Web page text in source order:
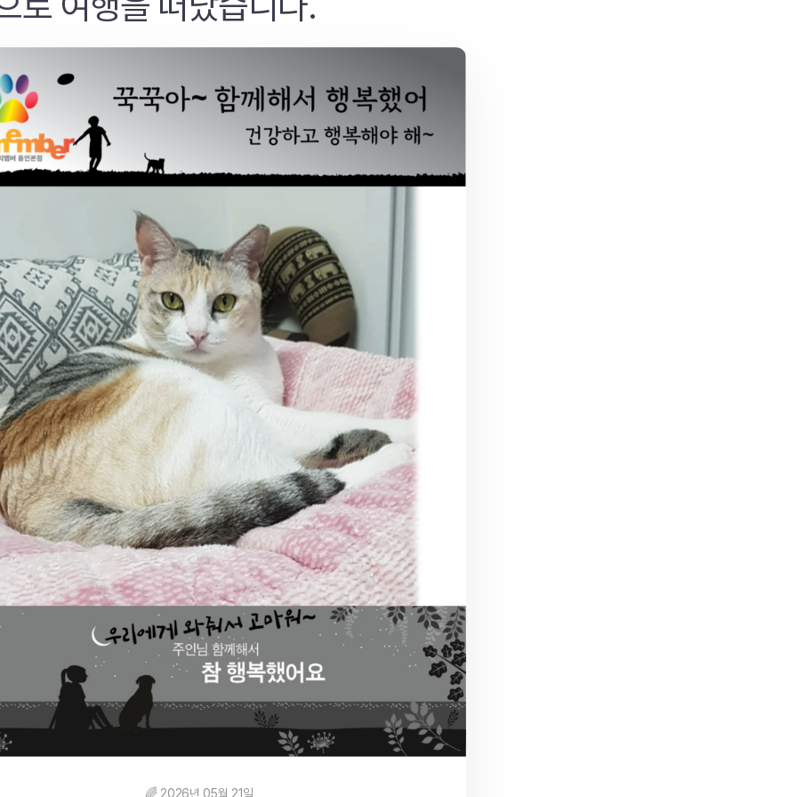
🌈 2026년 05월 21일